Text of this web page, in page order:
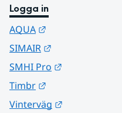
Logga in
AQUA
SIMAIR
SMHI Pro
Timbr
Vinterväg